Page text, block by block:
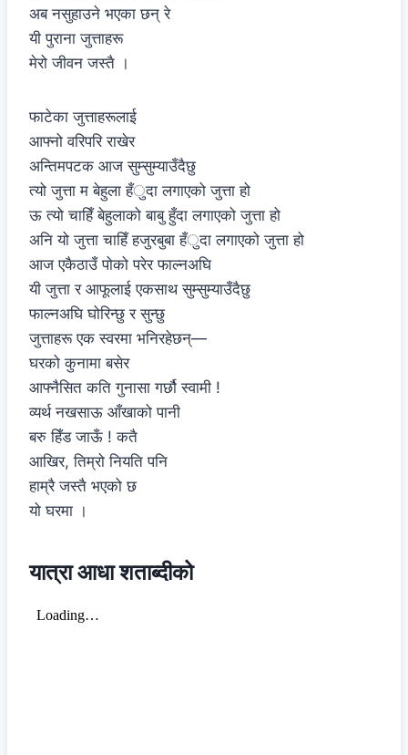
अब नसुहाउने भएका छन् रे
यी पुराना जुत्ताहरू
मेरो जीवन जस्तै ।
फाटेका जुत्ताहरूलाई
आफ्नो वरिपरि राखेर
अन्तिमपटक आज सुम्सुम्याउँदैछु
त्यो जुत्ता म बेहुला हँुदा लगाएको जुत्ता हो
ऊ त्यो चाहिँ बेहुलाको बाबु हुँदा लगाएको जुत्ता हो
अनि यो जुत्ता चाहिँ हजुरबुबा हँुदा लगाएको जुत्ता हो
आज एकैठाउँ पोको परेर फाल्नअघि
यी जुत्ता र आफूलाई एकसाथ सुम्सुम्याउँदैछु
फाल्नअघि घोरिन्छु र सुन्छु
जुत्ताहरू एक स्वरमा भनिरहेछन्—
घरको कुनामा बसेर
आफ्नैसित कति गुनासा गर्छौ स्वामी !
व्यर्थ नखसाऊ आँखाको पानी
बरु हिँड जाऊँ ! कतै
आखिर, तिम्रो नियति पनि
हाम्रै जस्तै भएको छ
यो घरमा ।
यात्रा आधा शताब्दीको